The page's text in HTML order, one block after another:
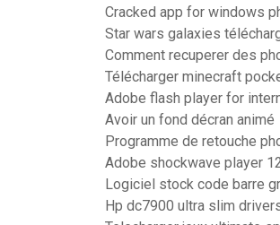
Cracked app for windows
Star wars galaxies
Comment recuperer des
Télécharger minecraft
Adobe flash player for
Avoir un fond décran animé
Programme de retouche
Adobe shockwave player
Logiciel stock code barre
Hp dc7900 ultra slim